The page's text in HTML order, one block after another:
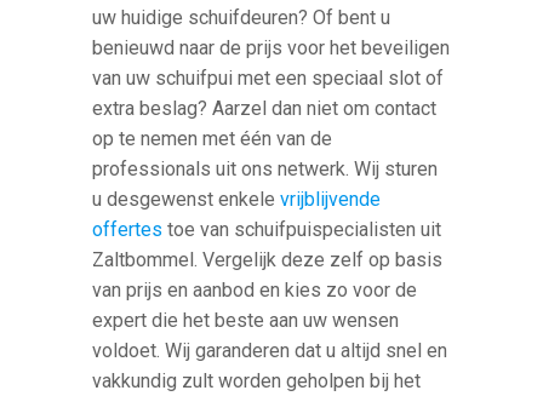
uw huidige schuifdeuren? Of bent u
benieuwd naar de prijs voor het beveiligen
van uw schuifpui met een speciaal slot of
extra beslag? Aarzel dan niet om contact
op te nemen met één van de
professionals uit ons netwerk. Wij sturen
u desgewenst enkelevrijblijvende
offertes toe van schuifpuispecialisten uit
Zaltbommel. Vergelijk deze zelf op basis
van prijs en aanbod en kies zo voor de
expert die het beste aan uw wensen
voldoet. Wij garanderen dat u altijd snel en
vakkundig zult worden geholpen bij het